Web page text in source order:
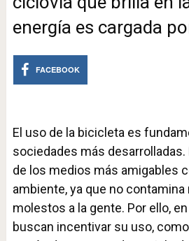
energía es cargada
FACEBOOK
El uso de la bicicleta es
sociedades más desarrolladas.
de los medios más amigables
ambiente, ya que no contamina
molestos a la gente. Por ello,
buscan incentivar su uso,